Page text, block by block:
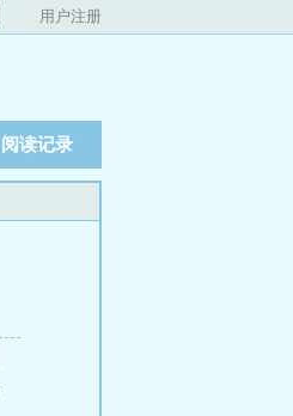
用户注册
阅读记录